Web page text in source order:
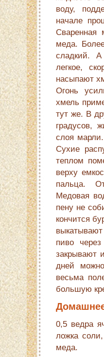
воду,
начале
Сваренная
меда.
сладкий.
легкое,
насыпают
Огонь
хмель
тут же. В
градусов,
слоя
Сухие
теплом
верху
пальца.
Медовая
пену не
кончится
пиво
закрывают
дней
весьма
большую
0,5 ведра
ложка
меда.